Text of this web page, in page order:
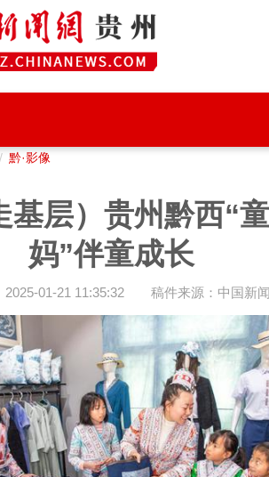
黔·影像
基层）贵州黔西“
妈”伴童成长
2025-01-21 11:35:32 稿件来源：中国新